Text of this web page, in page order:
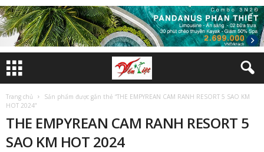
Trang chủ
Sản phẩm được gắn thẻ “THE EMPYREAN CAM RANH RESORT 5 SAO KM
HOT 2024”
THE EMPYREAN CAM RANH RESORT 5
SAO KM HOT 2024